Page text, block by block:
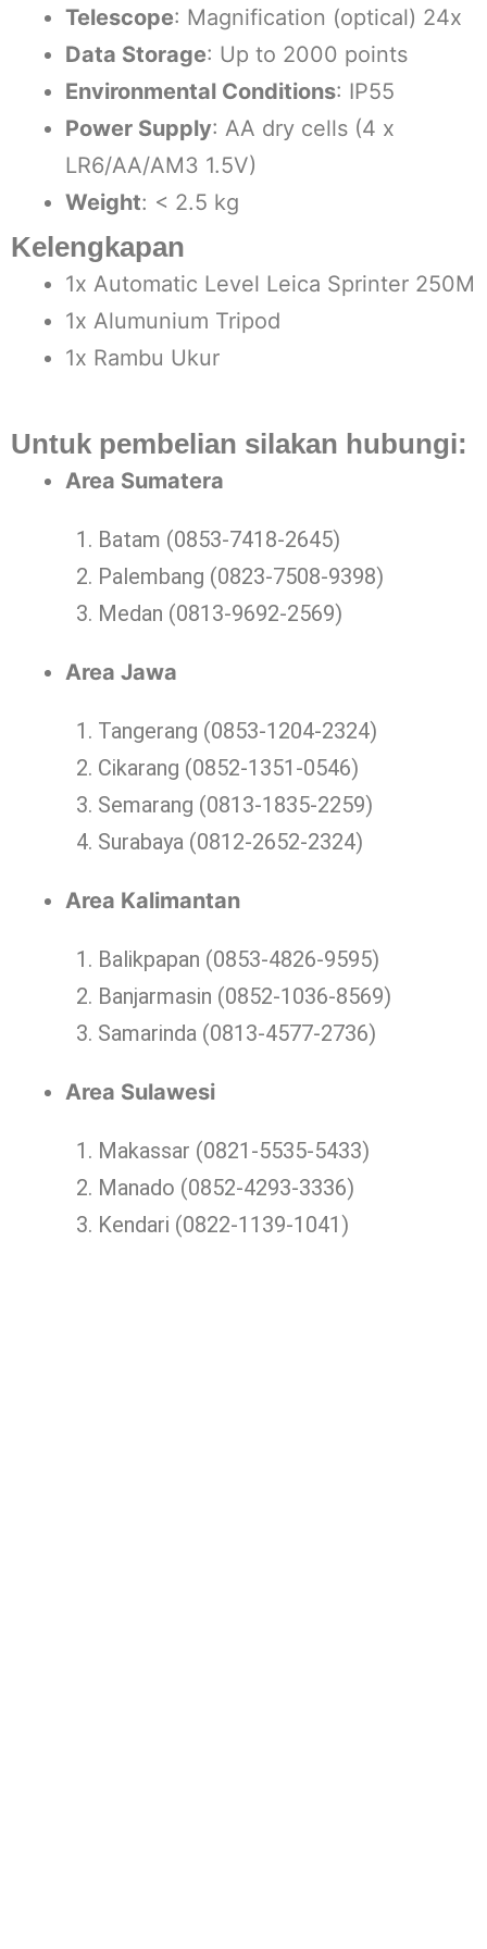
Telescope: Magnification (optical) 24x
Data Storage: Up to 2000 points
Environmental Conditions: IP55
Power Supply: AA dry cells (4 x
LR6/AA/AM3 1.5V)
Weight: < 2.5 kg
Kelengkapan
1x Automatic Level Leica Sprinter 250M
1x Alumunium Tripod
1x Rambu Ukur
Untuk pembelian silakan hubungi:
Area Sumatera
Batam (0853-7418-2645)
Palembang (0823-7508-9398)
Medan (0813-9692-2569)
Area Jawa
Tangerang (0853-1204-2324)
Cikarang (0852-1351-0546)
Semarang (0813-1835-2259)
Surabaya (0812-2652-2324)
Area Kalimantan
Balikpapan (0853-4826-9595)
Banjarmasin (0852-1036-8569)
Samarinda (0813-4577-2736)
Area Sulawesi
Makassar (0821-5535-5433)
Manado (0852-4293-3336)
Kendari (0822-1139-1041)